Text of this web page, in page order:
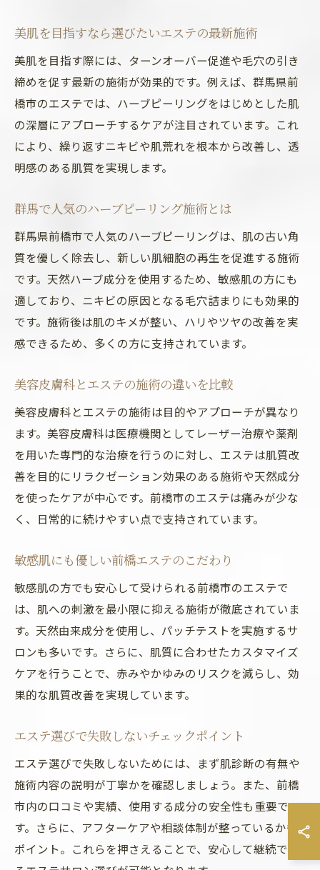
美肌を目指すなら選びたいエステの最新施術
美肌を目指す際には、ターンオーバー促進や毛穴の引き
締めを促す最新の施術が効果的です。例えば、群馬県前
橋市のエステでは、ハーブピーリングをはじめとした肌
の深層にアプローチするケアが注目されています。これ
により、繰り返すニキビや肌荒れを根本から改善し、透
明感のある肌質を実現します。
群馬で人気のハーブピーリング施術とは
群馬県前橋市で人気のハーブピーリングは、肌の古い角
質を優しく除去し、新しい肌細胞の再生を促進する施術
です。天然ハーブ成分を使用するため、敏感肌の方にも
適しており、ニキビの原因となる毛穴詰まりにも効果的
です。施術後は肌のキメが整い、ハリやツヤの改善を実
感できるため、多くの方に支持されています。
美容皮膚科とエステの施術の違いを比較
美容皮膚科とエステの施術は目的やアプローチが異なり
ます。美容皮膚科は医療機関としてレーザー治療や薬剤
を用いた専門的な治療を行うのに対し、エステは肌質改
善を目的にリラクゼーション効果のある施術や天然成分
を使ったケアが中心です。前橋市のエステは痛みが少な
く、日常的に続けやすい点で支持されています。
敏感肌にも優しい前橋エステのこだわり
敏感肌の方でも安心して受けられる前橋市のエステで
は、肌への刺激を最小限に抑える施術が徹底されていま
す。天然由来成分を使用し、パッチテストを実施するサ
ロンも多いです。さらに、肌質に合わせたカスタマイズ
ケアを行うことで、赤みやかゆみのリスクを減らし、効
果的な肌質改善を実現しています。
エステ選びで失敗しないチェックポイント
エステ選びで失敗しないためには、まず肌診断の有無や
施術内容の説明が丁寧かを確認しましょう。また、前橋
市内の口コミや実績、使用する成分の安全性も重要で
す。さらに、アフターケアや相談体制が整っているかも
ポイント。これらを押さえることで、安心して継続でき